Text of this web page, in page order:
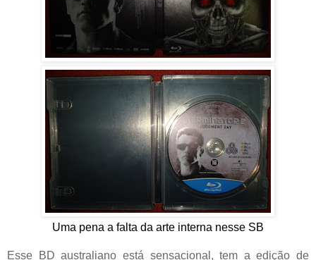
Uma pena a falta da arte interna nesse SB
Esse BD australiano está sensacional, tem a edição de